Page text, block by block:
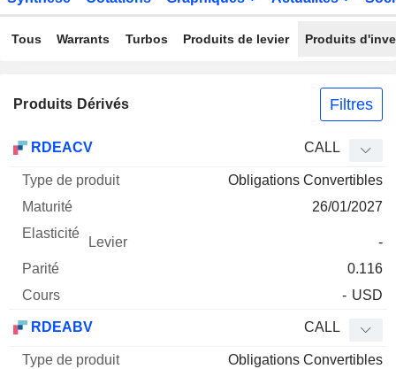
Tous Warrants Turbos Produits de levier Produits
Produits Dérivés Filtres
Mnemo Type produit
Elasticité Levier Parité
RDEACV CALL
Obligations Convertibles
26/01/2027
-
0.116
- USD
RDEABV CALL
Obligations Convertibles